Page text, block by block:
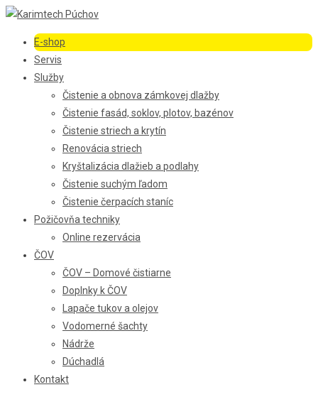
E-shop
Servis
Služby
Čistenie a obnova zámkovej dlažby
Čistenie fasád, soklov, plotov, bazénov
Čistenie striech a krytín
Renovácia striech
Kryštalizácia dlažieb a podlahy
Čistenie suchým ľadom
Čistenie čerpacích staníc
Požičovňa techniky
Online rezervácia
ČOV
ČOV – Domové čistiarne
Doplnky k ČOV
Lapače tukov a olejov
Vodomerné šachty
Nádrže
Dúchadlá
Kontakt